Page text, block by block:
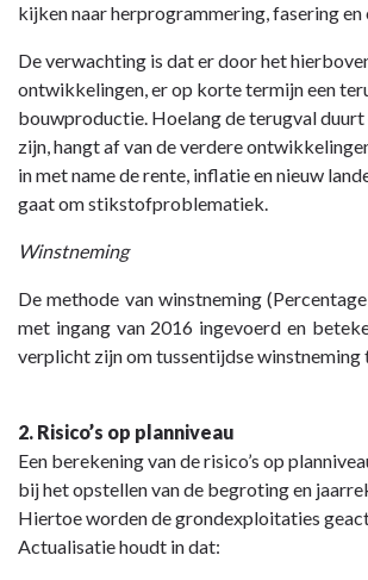
kijken naar herprogrammering, fasering en
De verwachting is dat er door het
ontwikkelingen, er op korte termijn een
bouwproductie. Hoelang de terugval duurt
zijn, hangt af van de verdere
in met name de rente, inflatie en nieuw
gaat om stikstofproblematiek.
Winstneming
De methode van winstneming
met ingang van 2016 ingevoerd en
verplicht zijn om tussentijdse winstneming
2. Risico’s op planniveau
Een berekening van de risico’s op
bij het opstellen van de begroting en
Hiertoe worden de grondexploitaties
Actualisatie houdt in dat: